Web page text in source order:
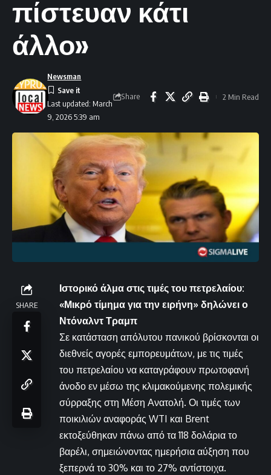
πίστευαν κάτι
άλλο»
Last updated: March
9, 2026 5:39 am
Newsman
Share 2 Min Read
SHARE
Ιστορικό άλμα στις τιμές του πετρελαίου:
«Μικρό τίμημα για την ειρήνη» δηλώνει ο
Ντόναλντ Τραμπ
Σε κατάσταση απόλυτου πανικού βρίσκονται οι
διεθνείς αγορές εμπορευμάτων, με τις τιμές
του πετρελαίου να καταγράφουν πρωτοφανή
άνοδο εν μέσω της κλιμακούμενης πολεμικής
σύρραξης στη Μέση Ανατολή. Οι τιμές των
ποικιλιών αναφοράς WTI και Brent
εκτοξεύθηκαν πάνω από τα 118 δολάρια το
βαρέλι, σημειώνοντας ημερήσια αύξηση που
ξεπερνά το 30% και το 27% αντίστοιχα.